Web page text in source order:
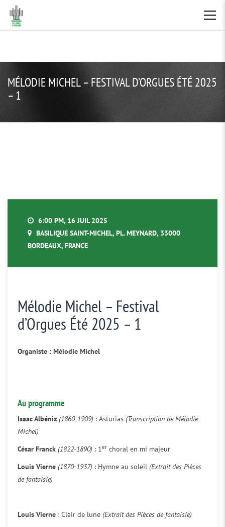
MÉLODIE MICHEL – FESTIVAL D’ORGUES ÉTÉ 2025
– 1
6:00 PM, 16 JUIL 2025
BASILIQUE SAINT-MICHEL, PL. MEYNARD, 33000
BORDEAUX, FRANCE
Mélodie Michel – Festival
d’Orgues Été 2025 – 1
Organiste : Mélodie Michel
Au programme
Isaac Albéniz (1860-1909) : Asturias (Transcription de Mélodie
Michel)
César Franck (1822-1890) : 1er choral en mi majeur
Louis Vierne (1870-1937) : Hymne au soleil (Extrait des Pièces
de fantaisie)
Louis Vierne : Clair de lune (Extrait des Pièces de fantaisie)